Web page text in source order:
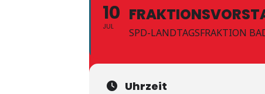
10
JUL SPD-LANDTAGSFRAKTION
Uhrzeit